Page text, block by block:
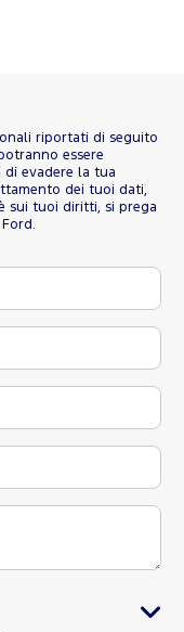
riportati di seguito
essere
di evadere la tua
dei tuoi dati,
sui tuoi diritti, si prega